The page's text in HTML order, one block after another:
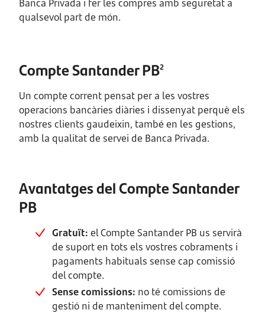
Banca Privada i fer les compres amb seguretat a
qualsevol part de món.
Compte Santander PB2
Un compte corrent pensat per a les vostres
operacions bancàries diàries i dissenyat perquè els
nostres clients gaudeixin, també en les gestions,
amb la qualitat de servei de Banca Privada.
Avantatges del Compte Santander
PB
Gratuït: el Compte Santander PB us servirà
de suport en tots els vostres cobraments i
pagaments habituals sense cap comissió
del compte.
Sense comissions: no té comissions de
gestió ni de manteniment del compte.